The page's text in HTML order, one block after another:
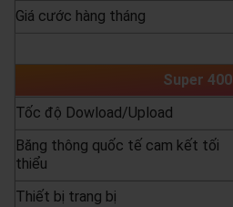
Giá cước hàng tháng
Super 400
Tốc độ Dowload/Upload
Băng thông quốc tế cam kết tối
thiểu
Thiết bị trang bị